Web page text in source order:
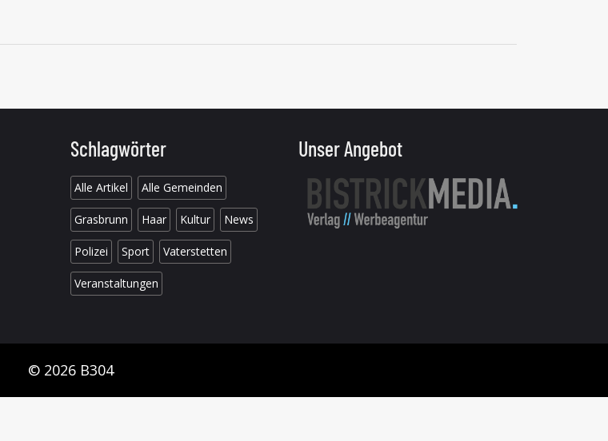
Schlagwörter
Alle Artikel Alle Gemeinden
Grasbrunn Haar Kultur News
Polizei Sport Vaterstetten
Veranstaltungen
Unser Angebot
© 2026 B304